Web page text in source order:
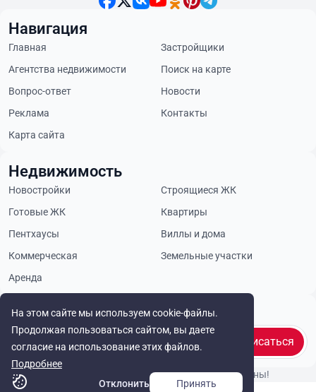
На этом сайте мы используем cookie-файлы.
Продолжая пользоваться сайтом, вы даете
согласие на использование этих файлов.
Подробнее
Отклонить
Принять
Будьте в курсе
Подписаться
Навигация
Главная
Застройщики
Агентства недвижимости
Поиск на карте
Вопрос-ответ
Новости
Реклама
Контакты
Карта сайта
Недвижимость
Новостройки
Строящиеся ЖК
Готовые ЖК
Квартиры
Пентхаусы
Виллы и дома
Коммерческая
Земельные участки
Аренда
© Cyprus Realestate 2026. Все права защищены!